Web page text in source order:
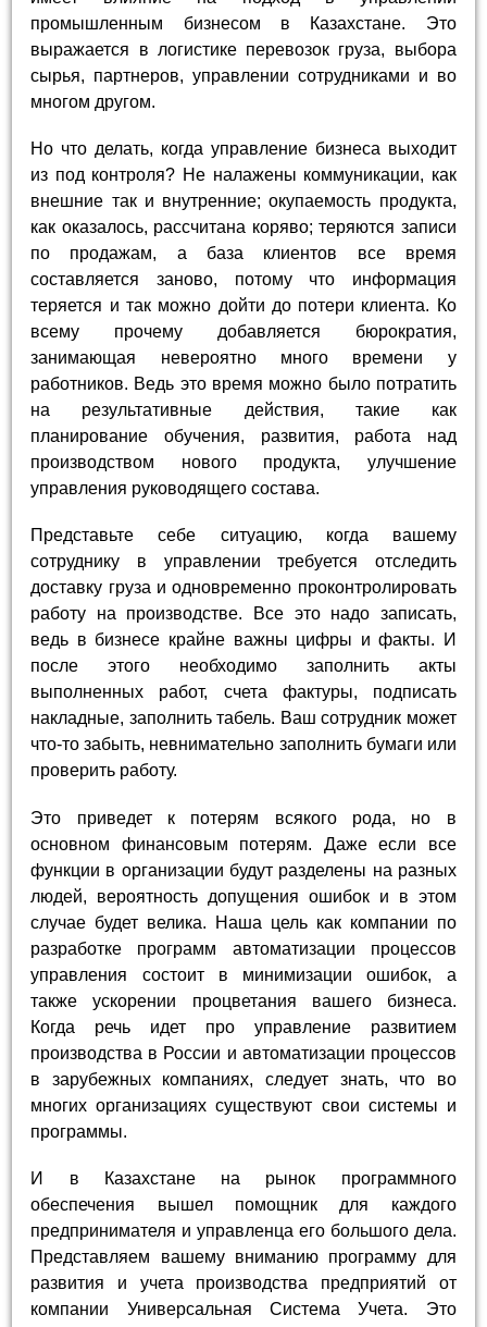
промышленным бизнесом в Казахстане. Это
выражается в логистике перевозок груза, выбора
сырья, партнеров, управлении сотрудниками и во
многом другом.
Но что делать, когда управление бизнеса выходит
из под контроля? Не налажены коммуникации, как
внешние так и внутренние; окупаемость продукта,
как оказалось, рассчитана коряво; теряются записи
по продажам, а база клиентов все время
составляется заново, потому что информация
теряется и так можно дойти до потери клиента. Ко
всему прочему добавляется бюрократия,
занимающая невероятно много времени у
работников. Ведь это время можно было потратить
на результативные действия, такие как
планирование обучения, развития, работа над
производством нового продукта, улучшение
управления руководящего состава.
Представьте себе ситуацию, когда вашему
сотруднику в управлении требуется отследить
доставку груза и одновременно проконтролировать
работу на производстве. Все это надо записать,
ведь в бизнесе крайне важны цифры и факты. И
после этого необходимо заполнить акты
выполненных работ, счета фактуры, подписать
накладные, заполнить табель. Ваш сотрудник может
что-то забыть, невнимательно заполнить бумаги или
проверить работу.
Это приведет к потерям всякого рода, но в
основном финансовым потерям. Даже если все
функции в организации будут разделены на разных
людей, вероятность допущения ошибок и в этом
случае будет велика. Наша цель как компании по
разработке программ автоматизации процессов
управления состоит в минимизации ошибок, а
также ускорении процветания вашего бизнеса.
Когда речь идет про управление развитием
производства в России и автоматизации процессов
в зарубежных компаниях, следует знать, что во
многих организациях существуют свои системы и
программы.
И в Казахстане на рынок программного
обеспечения вышел помощник для каждого
предпринимателя и управленца его большого дела.
Представляем вашему вниманию программу для
развития и учета производства предприятий от
компании Универсальная Система Учета. Это